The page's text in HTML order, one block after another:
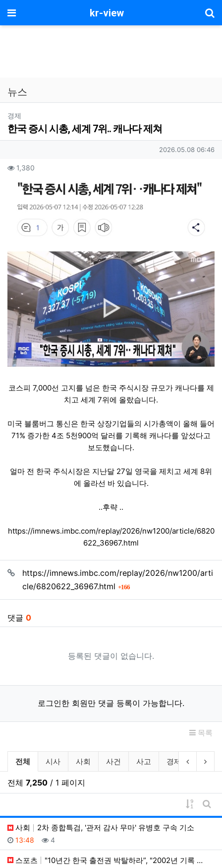
메뉴 kr-view
뉴스
경제
한국 증시 시총, 세계 7위.. 캐나다 제쳐
작성일
2026.05.08 06:46
컨텐츠 정보
1,380
본문
코스피 7,000선 고지를 넘은 한국 주식시장 규모가 캐나다를 제
치고 세계 7위에 올랐습니다.
미국 블룸버그 통신은 한국 상장기업들의 시가총액이 올해 들어
71% 증가한 4조 5천900억 달러를 기록해 캐나다를 앞섰다고
보도했습니다.
얼마 전 한국 주식시장은 지난달 27일 영국을 제치고 세계 8위
에 올라선 바 있습니다.
..후략 ..
https://imnews.imbc.com/replay/2026/nw1200/article/6820
622_36967.html
관련자료
https://imnews.imbc.com/replay/2026/nw1200/arti
cle/6820622_36967.html
166회 연결
댓글 0
등록된 댓글이 없습니다.
로그인한 회원만 댓글 등록이 가능합니다.
목록
뉴스 분류 목록
전체 시사 사회 사건 사고 경제 산업
이전 분류
다
전체 7,250 / 1 페이지
게시물
게
사회
2차 종합특검, '관저 감사 무마' 유병호 구속 기소
등록일
13:48 조회
4
스포츠 "10년간 한국 출전권 박탈하라”, "2002년 기록 …